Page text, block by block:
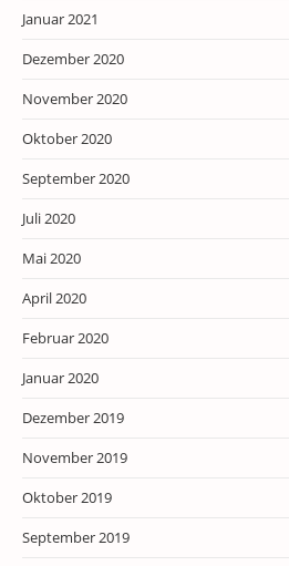
Januar 2021
Dezember 2020
November 2020
Oktober 2020
September 2020
Juli 2020
Mai 2020
April 2020
Februar 2020
Januar 2020
Dezember 2019
November 2019
Oktober 2019
September 2019